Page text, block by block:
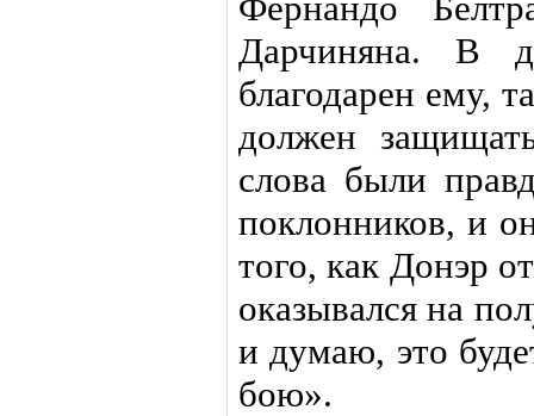
Дарчиняна. В
благодарен ему,
должен
слова были
поклонников, и
того, как Донэр
оказывался на
и думаю, это
бою».